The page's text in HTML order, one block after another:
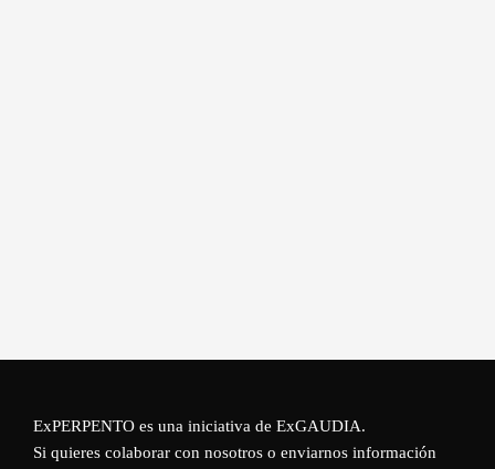
ExPERPENTO es una iniciativa de ExGAUDIA.
Si quieres colaborar con nosotros o enviarnos información